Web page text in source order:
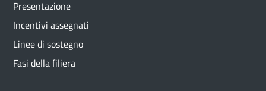
Presentazione
Incentivi assegnati
Linee di sostegno
Fasi della filiera